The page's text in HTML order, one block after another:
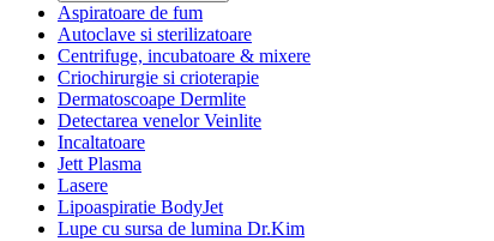
Aspiratoare de fum
Autoclave si sterilizatoare
Centrifuge, incubatoare & mixere
Criochirurgie si crioterapie
Dermatoscoape Dermlite
Detectarea venelor Veinlite
Incaltatoare
Jett Plasma
Lasere
Lipoaspiratie BodyJet
Lupe cu sursa de lumina Dr.Kim